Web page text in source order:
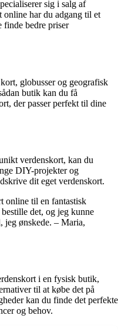
sig i salg af
online har du adgang til et
finde bedre priser
globusser og geografisk
butik kan du få
der passer perfekt til dine
verdenskort, kan du
DIY-projekter og
dit eget verdenskort.
online til en fantastisk
det, og jeg kunne
jeg ønskede. – Maria,
i en fysisk butik,
til at købe det på
kan du finde det perfekte
og behov.